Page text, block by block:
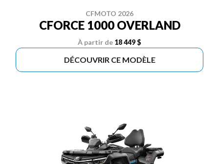
CFMOTO 2026
CFORCE 1000 OVERLAND
À partir de 18 449 $
DÉCOUVRIR CE MODÈLE